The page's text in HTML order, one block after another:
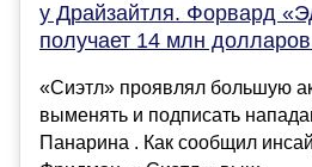
у Драйзайтля. Форвард
получает 14 млн
«Сиэтл» проявлял большую
выменять и подписать
Панарина . Как сообщил